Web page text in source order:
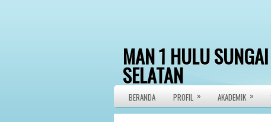
MAN 1 HULU SUNGAI
SELATAN
>Official Website
BERANDA PROFIL » AKADEMIK »